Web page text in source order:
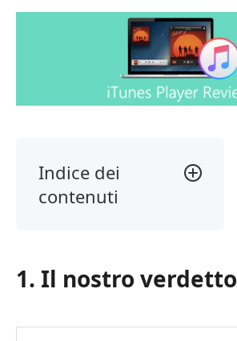
Indice dei
contenuti
verdetto
Che
1. Il nostro verdetto